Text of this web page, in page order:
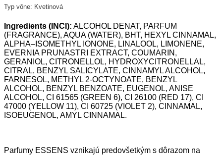
Typ vône: Kvetinová
Ingredients (INCI): ALCOHOL DENAT, PARFUM
(FRAGRANCE), AQUA (WATER), BHT, HEXYL CINNAMAL,
ALPHA–ISOMETHYL IONONE, LINALOOL, LIMONENE,
EVERNIA PRUNASTRI EXTRACT, COUMARIN,
GERANIOL, CITRONELLOL, HYDROXYCITRONELLAL,
CITRAL, BENZYL SALICYLATE, CINNAMYL ALCOHOL,
FARNESOL, METHYL 2-OCTYNOATE, BENZYL
ALCOHOL, BENZYL BENZOATE, EUGENOL, ANISE
ALCOHOL, CI 61565 (GREEN 6), CI 26100 (RED 17), CI
47000 (YELLOW 11), CI 60725 (VIOLET 2), CINNAMAL,
ISOEUGENOL, AMYL CINNAMAL.
Parfumy ESSENS vznikajú predovšetkým s dôrazom na